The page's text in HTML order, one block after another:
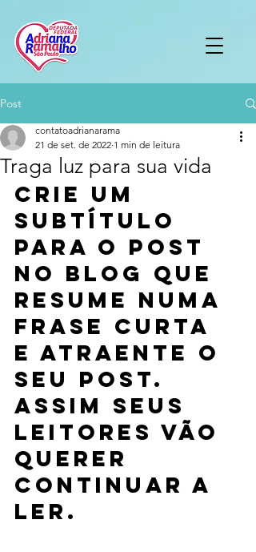
Post
Traga luz para sua vida
contatoadrianarama
21 de set. de 2022 1 min de leitura
Crie um
subtítulo
para o post
no blog que
resume numa
frase curta
e atraente o
seu post.
Assim seus
leitores vão
querer
continuar a
ler.